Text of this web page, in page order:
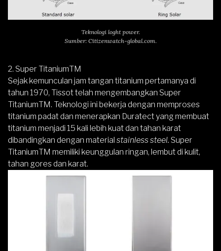
Teknologi loght power.
Sumber: Citizenwatch-global.com.
2. Super TitaniumTM
Sejak kemunculan jam tangan titanium pertamanya di
tahun 1970, Tissot telah mengembangkan Super
TitaniumTM. Teknologi ini bekerja dengan memproses
titanium padat dan menerapkan Duratect yang membuat
titanium menjadi 15 kali lebih kuat dan tahan karat
dibandingkan dengan material stainless steel. Super
TitaniumTM memiliki keunggulan ringan, lembut di kulit,
tahan gores dan karat.